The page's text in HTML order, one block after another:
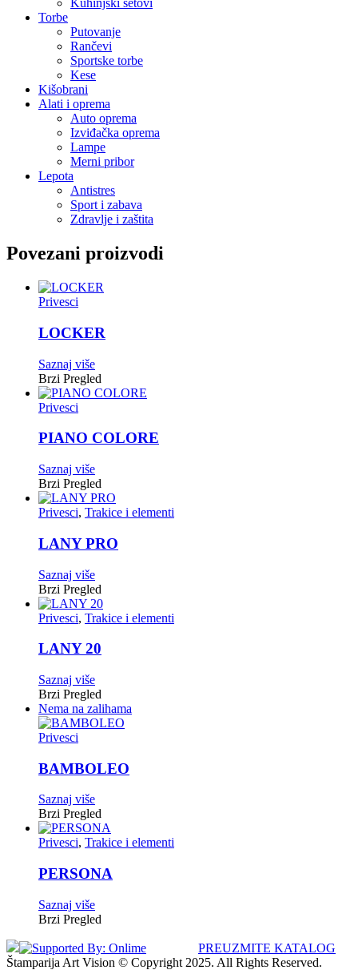
Kuhinjski setovi
Torbe
Putovanje
Rančevi
Sportske torbe
Kese
Kišobrani
Alati i oprema
Auto oprema
Izviđačka oprema
Lampe
Merni pribor
Lepota
Antistres
Sport i zabava
Zdravlje i zaštita
Povezani proizvodi
Privesci
LOCKER
Saznaj više
Brzi Pregled
Privesci
PIANO COLORE
Saznaj više
Brzi Pregled
Privesci, Trakice i elementi
LANY PRO
Saznaj više
Brzi Pregled
Privesci, Trakice i elementi
LANY 20
Saznaj više
Brzi Pregled
Nema na zalihama
Privesci
BAMBOLEO
Saznaj više
Brzi Pregled
Privesci, Trakice i elementi
PERSONA
Saznaj više
Brzi Pregled
PREUZMITE KATALOG
Štamparija Art Vision © Copyright 2025. All Rights Reserved.